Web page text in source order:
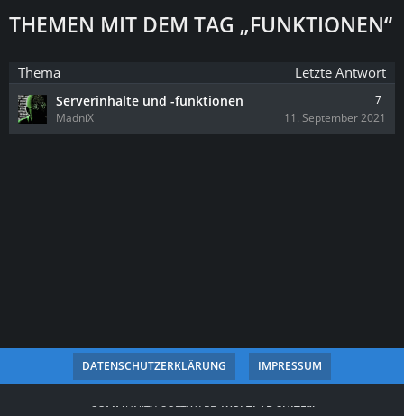
THEMEN MIT DEM TAG „FUNKTIONEN“
Thema Letzte Antwort
Serverinhalte und -funktionen
7
MadniX
11. September 2021
DATENSCHUTZERKLÄRUNG IMPRESSUM
COMMUNITY-SOFTWARE: WOLTLAB SUITE™